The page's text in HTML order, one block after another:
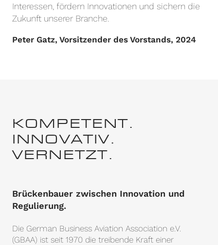
Interessen, fördern Innovationen und sichern die
Zukunft unserer Branche.
Peter Gatz, Vorsitzender des Vorstands, 2024
KOMPETENT.
INNOVATIV.
VERNETZT.
Brückenbauer zwischen Innovation und
Regulierung.
Die German Business Aviation Association e.V.
(GBAA) ist seit 1970 die treibende Kraft einer